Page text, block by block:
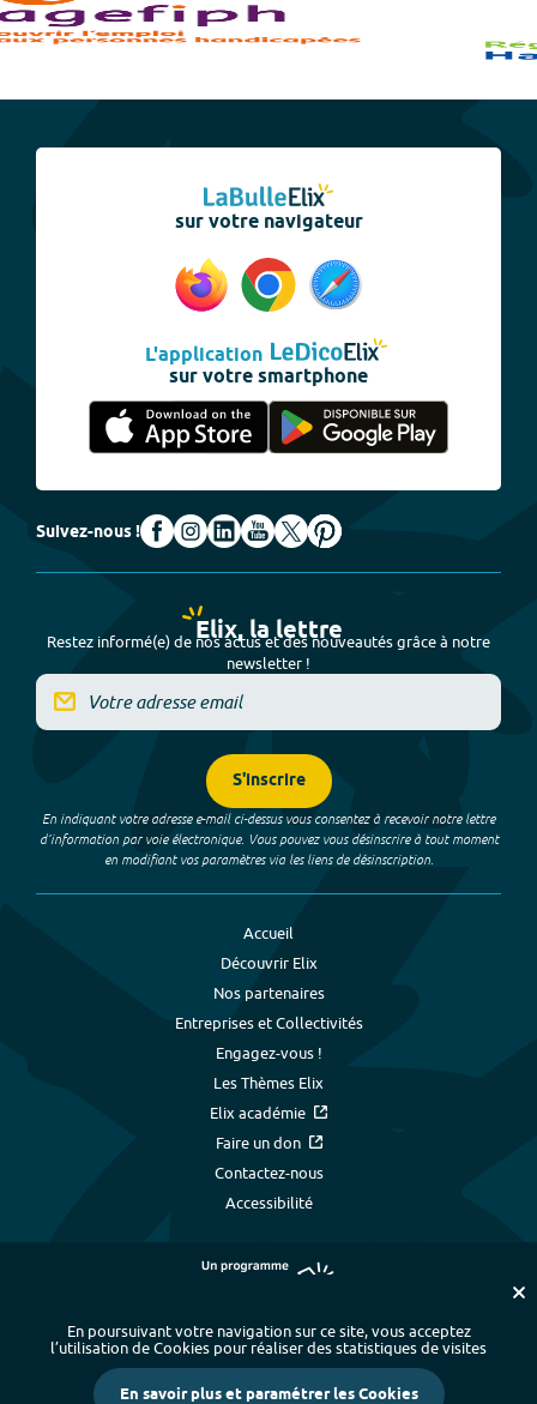
sur votre navigateur
L'application
sur votre smartphone
Suivez-nous !
Elix, la lettre
Restez informé(e) de nos actus et des nouveautés grâce à notre
newsletter !
S'inscrire
En indiquant votre adresse e-mail ci-dessus vous consentez à recevoir notre lettre
d’information par voie électronique. Vous pouvez vous désinscrire à tout moment
en modifiant vos paramètres via les liens de désinscription.
Accueil
Découvrir Elix
Nos partenaires
Entreprises et Collectivités
Engagez-vous !
Les Thèmes Elix
Elix académie
Faire un don
Contactez-nous
Accessibilité
Plan du site - Index alphabétique
-
Mentions légales et données personnelles
- Paramétrer les cookies
En poursuivant votre navigation sur ce site, vous acceptez
l’utilisation de Cookies pour réaliser des statistiques de visites
En savoir plus et paramétrer les Cookies